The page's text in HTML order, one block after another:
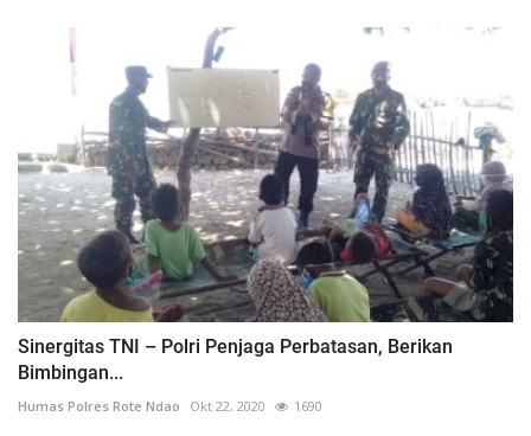
Sinergitas TNI – Polri Penjaga Perbatasan, Berikan
Bimbingan...
Humas Polres Rote Ndao Okt 22, 2020 1690